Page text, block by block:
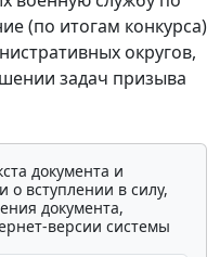
(по итогам конкурса)
округов,
задач призыва
документа и
вступлении в силу,
документа,
версии системы